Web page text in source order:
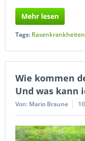
Mehr lesen
Tags: Rasenkrankheiten
Wie kommen
Und was kann
Von: Mario Braune